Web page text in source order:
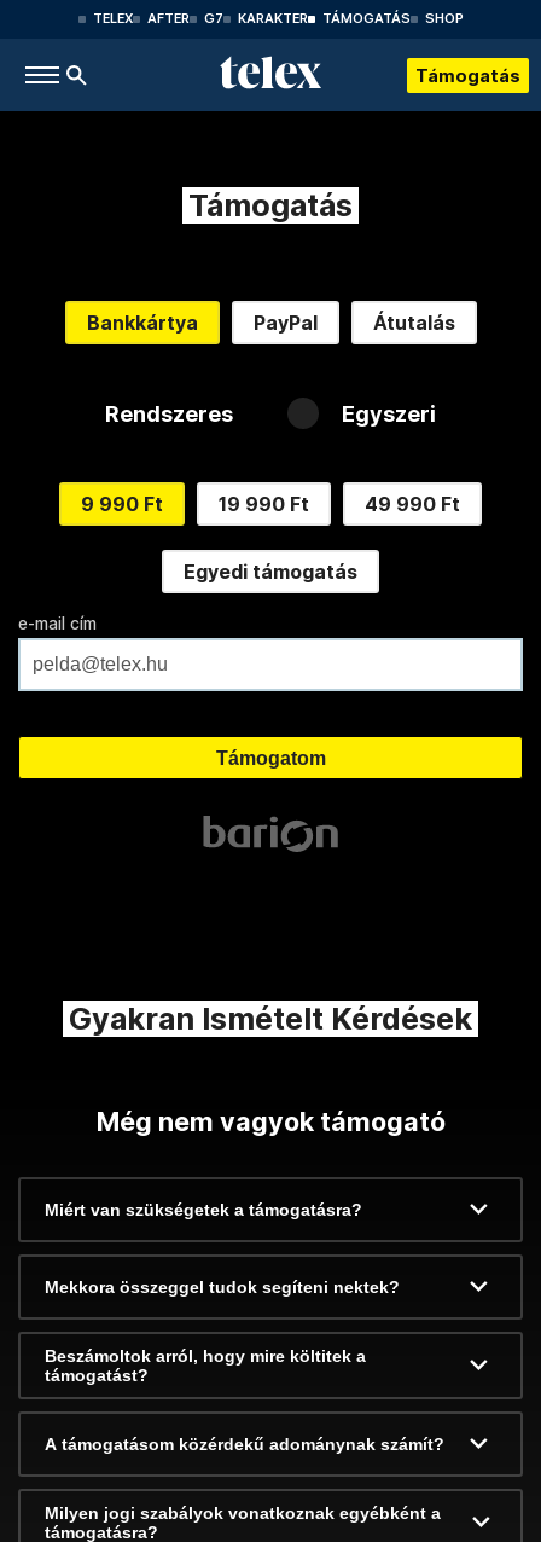
TELEX AFTER G7 KARAKTER TÁMOGATÁS SHOP
Támogatás
Támogatás
Bankkártya PayPal Átutalás
Rendszeres Egyszeri
9 990 Ft 19 990 Ft 49 990 Ft
Egyedi támogatás
e-mail cím
Gyakran Ismételt Kérdések
Még nem vagyok támogató
Miért van szükségetek a támogatásra?
Mekkora összeggel tudok segíteni nektek?
Beszámoltok arról, hogy mire költitek a
támogatást?
A támogatásom közérdekű adománynak számít?
Milyen jogi szabályok vonatkoznak egyébként a
támogatásra?